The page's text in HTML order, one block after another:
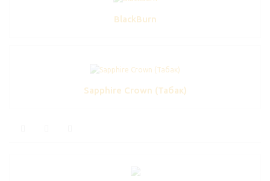
BlackBurn
Sapphire Crown (Табак)